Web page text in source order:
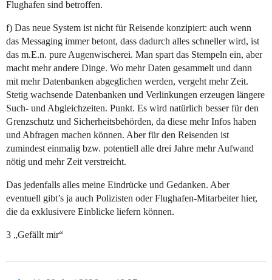
Flughafen sind betroffen.
f) Das neue System ist nicht für Reisende konzipiert: auch wenn
das Messaging immer betont, dass dadurch alles schneller wird, ist
das m.E.n. pure Augenwischerei. Man spart das Stempeln ein, aber
macht mehr andere Dinge. Wo mehr Daten gesammelt und dann
mit mehr Datenbanken abgeglichen werden, vergeht mehr Zeit.
Stetig wachsende Datenbanken und Verlinkungen erzeugen längere
Such- und Abgleichzeiten. Punkt. Es wird natürlich besser für den
Grenzschutz und Sicherheitsbehörden, da diese mehr Infos haben
und Abfragen machen können. Aber für den Reisenden ist
zumindest einmalig bzw. potentiell alle drei Jahre mehr Aufwand
nötig und mehr Zeit verstreicht.
Das jedenfalls alles meine Eindrücke und Gedanken. Aber
eventuell gibt’s ja auch Polizisten oder Flughafen-Mitarbeiter hier,
die da exklusivere Einblicke liefern können.
3 „Gefällt mir“